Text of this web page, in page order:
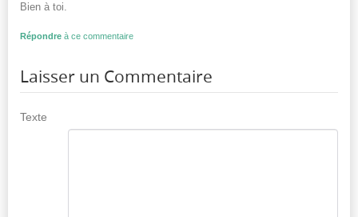
Bien à toi.
Répondre à ce commentaire
Laisser un Commentaire
Texte